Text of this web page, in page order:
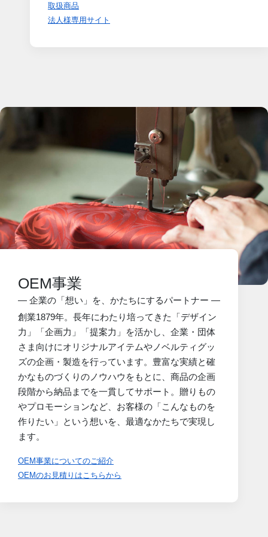
取扱商品
法人様専用サイト
OEM事業
― 企業の「想い」を、かたちにするパートナー ―
創業1879年。長年にわたり培ってきた「デザイン
力」「企画力」「提案力」を活かし、企業・団体
さま向けにオリジナルアイテムやノベルティグッ
ズの企画・製造を行っています。豊富な実績と確
かなものづくりのノウハウをもとに、商品の企画
段階から納品までを一貫してサポート。贈りもの
やプロモーションなど、お客様の「こんなものを
作りたい」という想いを、最適なかたちで実現し
ます。
OEM事業についてのご紹介
OEMのお見積りはこちらから